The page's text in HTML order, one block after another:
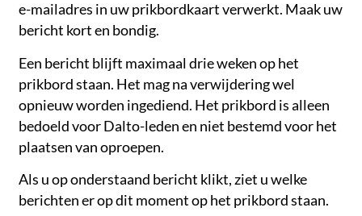
e-mailadres in uw prikbordkaart verwerkt. Maak uw
bericht kort en bondig.
Een bericht blijft maximaal drie weken op het
prikbord staan. Het mag na verwijdering wel
opnieuw worden ingediend. Het prikbord is alleen
bedoeld voor Dalto-leden en niet bestemd voor het
plaatsen van oproepen.
Als u op onderstaand bericht klikt, ziet u welke
berichten er op dit moment op het prikbord staan.